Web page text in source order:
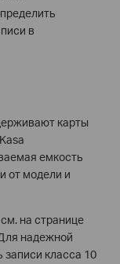
в
карты
емкость
от модели и
на странице
надежной
записи класса 10